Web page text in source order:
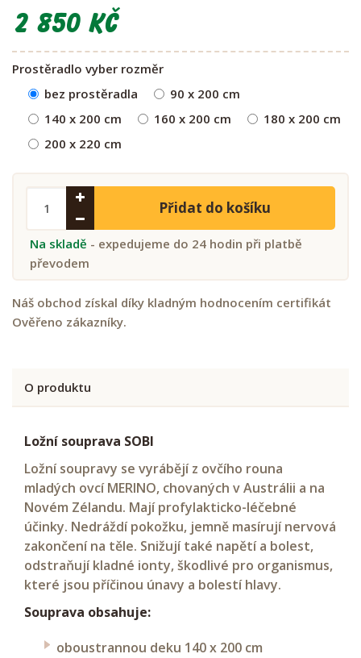
2 850 Kč
Prostěradlo vyber rozměr
bez prostěradla
90 x 200 cm
140 x 200 cm
160 x 200 cm
180 x 200 cm
200 x 220 cm
Přidat do košíku
Na skladě - expedujeme do 24 hodin při platbě
převodem
Náš obchod získal díky kladným hodnocením certifikát
Ověřeno zákazníky.
O produktu
Ložní souprava SOBI
Ložní soupravy se vyrábějí z ovčího rouna
mladých ovcí MERINO, chovaných v Austrálii a na
Novém Zélandu. Mají profylakticko-léčebné
účinky. Nedráždí pokožku, jemně masírují nervová
zakončení na těle. Snižují také napětí a bolest,
odstraňují kladné ionty, škodlivé pro organismus,
které jsou příčinou únavy a bolestí hlavy.
Souprava obsahuje:
oboustrannou deku 140 x 200 cm